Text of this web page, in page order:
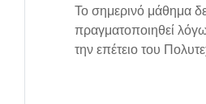
Το σημερινό μάθημα
πραγματοποιηθεί
την επέτειο του